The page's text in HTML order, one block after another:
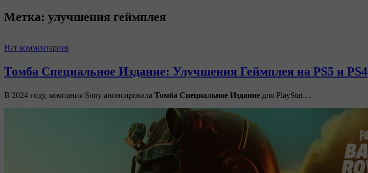
Метка: улучшения геймплея
Нет комментариев
Томба Специальное Издание: Улучшения Геймплея на PS5 и PS4
В 2024 году, компания Sony анонсировала Томба Специальное Издание для PlayStat…